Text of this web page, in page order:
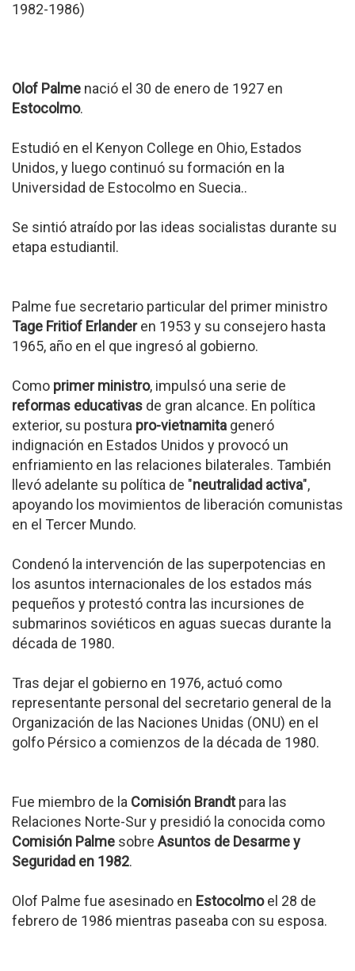
1982-1986)
Olof Palme nació el 30 de enero de 1927 en
Estocolmo.
Estudió en el Kenyon College en Ohio, Estados
Unidos, y luego continuó su formación en la
Universidad de Estocolmo en Suecia..
Se sintió atraído por las ideas socialistas durante su
etapa estudiantil.
Palme fue secretario particular del primer ministro
Tage Fritiof Erlanderen 1953 y su consejero hasta
1965, año en el que ingresó al gobierno.
Como primer ministro, impulsó una serie de
reformas educativas de gran alcance. En política
exterior, su postura pro-vietnamita generó
indignación en Estados Unidos y provocó un
enfriamiento en las relaciones bilaterales. También
llevó adelante su política de "neutralidad activa",
apoyando los movimientos de liberación comunistas
en el Tercer Mundo.
Condenó la intervención de las superpotencias en
los asuntos internacionales de los estados más
pequeños y protestó contra las incursiones de
submarinos soviéticos en aguas suecas durante la
década de 1980.
Tras dejar el gobierno en 1976, actuó como
representante personal del secretario general de la
Organización de las Naciones Unidas (ONU) en el
golfo Pérsico a comienzos de la década de 1980.
Fue miembro de la Comisión Brandtpara las
Relaciones Norte-Sur y presidió la conocida como
Comisión Palme sobre Asuntos de Desarme y
Seguridad en 1982.
Olof Palme fue asesinado en Estocolmoel 28 de
febrero de 1986 mientras paseaba con su esposa.